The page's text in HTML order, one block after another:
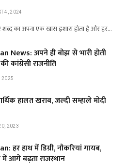
4, 2024
शब्द का अपना एक खास इशारा होता है और हर…
News: अपने ही बोझ से भारी होती
कांग्रेसी राजनीति
2025
हालत खराब, जल्दी सम्हाले मोदी
2023
हर हाथ में डिग्री, नौकरियां गायब,
में आगे बढ़ता राजस्थान